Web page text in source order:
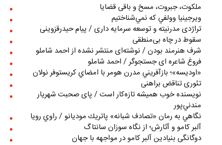
ملکوت، جبروت، مسخ و باقی قضایا
ويرجينيا وولفي كه نمي‌شناختيم
تراژدی مدرنیته و توسعه سرمایه داری / پیام حیدرقزوینی
سقوط در چاه بی‌منطقی
شرف هنرمند بودن / نوشته‌ای منتشر نشده از احمد شاملو
فروغ شاعره ای جستجوگر / احمد شاملو
«اوديسه»؛ بازآفريني مدرن هومر با امضاي كريستوفر نولان
تئوری تناقض براهنی
نويسنده خوب هميشه تازه‌كار است / پای صحبت شهريار
مندني‌پور
نگاهي به رمان «تصادف شبانه» پاتريك موديانو / راوي رويا
آلبر کامو و آثارش؛ از نگاه سوزان سانتاگ
دوگانگی بنیادین آلبر کامو در مواجهه با جهان